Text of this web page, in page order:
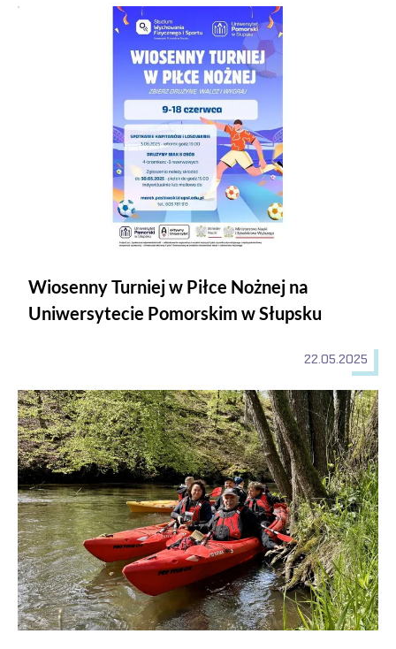
Wiosenny Turniej w Piłce Nożnej na
Uniwersytecie Pomorskim w Słupsku
22.05.2025
Wiosenny Turniej w Piłce Nożnej na Uniwersytecie
Łupawa 2025 – pokora, pokora i jeszcze raz… pokora